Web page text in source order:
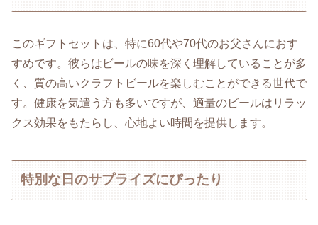
このギフトセットは、特に60代や70代のお父さんにおす
すめです。彼らはビールの味を深く理解していることが多
く、質の高いクラフトビールを楽しむことができる世代で
す。健康を気遣う方も多いですが、適量のビールはリラッ
クス効果をもたらし、心地よい時間を提供します。
特別な日のサプライズにぴったり